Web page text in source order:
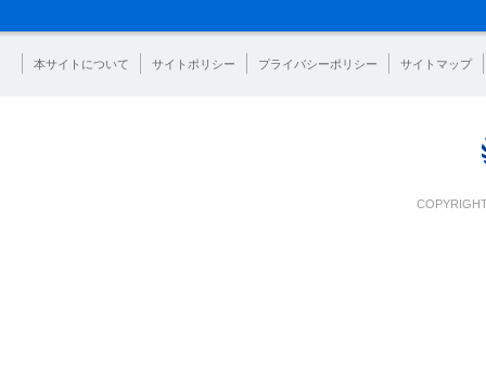
本サイトについて サイトポリシー プライバシーポリシー サイトマップ